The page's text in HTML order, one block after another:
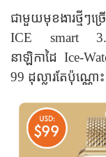
ជាមួយមុខងារថ្មីៗ
ICE smart
នាឡិកាដៃ Ice-
99 ដុល្លារតែប៉ុណ្ណោ